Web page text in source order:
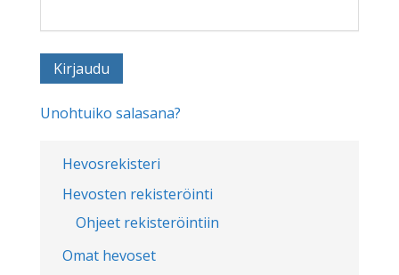
Hevosrekisteri
Hevosten rekisteröinti
Ohjeet rekisteröintiin
Omat hevoset
Unohtuiko salasana?